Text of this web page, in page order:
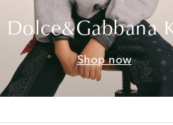
Dolce&Gabbana
Shop now